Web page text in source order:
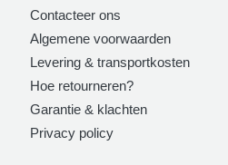
Contacteer ons
Algemene voorwaarden
Levering & transportkosten
Hoe retourneren?
Garantie & klachten
Privacy policy